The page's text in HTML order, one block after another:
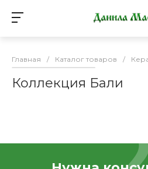
Главная / Каталог товаров /
Коллекция Бали